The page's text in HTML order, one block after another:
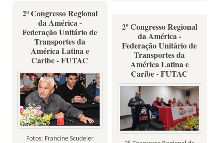
2º Congresso Regional
da América -
Federação Unitário de
Transportes da
América Latina e
Caribe - FUTAC
Fotos: Francine Scudeler
2º Congresso Regional
da América -
Federação Unitário de
Transportes da
América Latina e
Caribe - FUTAC